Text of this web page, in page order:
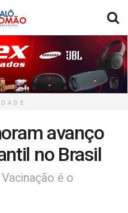
avanço
no Brasil
é o